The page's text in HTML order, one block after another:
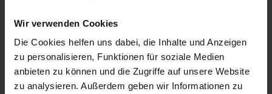
Wir verwenden Cookies
Die Cookies helfen uns dabei, die Inhalte und Anzeigen
zu personalisieren, Funktionen für soziale Medien
anbieten zu können und die Zugriffe auf unsere Website
zu analysieren. Außerdem geben wir Informationen zu
27850